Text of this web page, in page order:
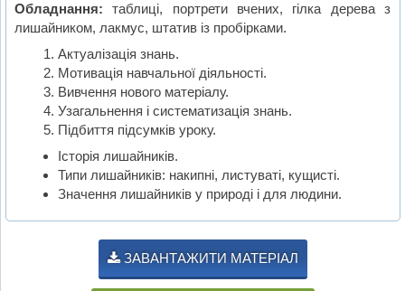
Обладнання: таблиці, портрети вчених, гілка дерева з
лишайником, лакмус, штатив із пробірками.
Актуалізація знань.
Мотивація навчальної діяльності.
Вивчення нового матеріалу.
Узагальнення і систематизація знань.
Підбиття підсумків уроку.
Історія лишайників.
Типи лишайників: накипні, листуваті, кущисті.
Значення лишайників у природі і для людини.
ЗАВАНТАЖИТИ МАТЕРІАЛ